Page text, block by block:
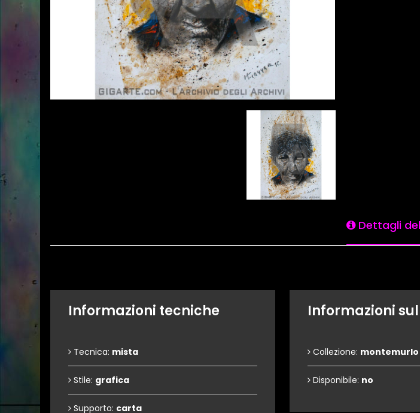
Dettagli
Informazioni tecniche
Tecnica: mista
Stile: grafica
Supporto: carta
Informazioni
Collezione:
Disponibile: no